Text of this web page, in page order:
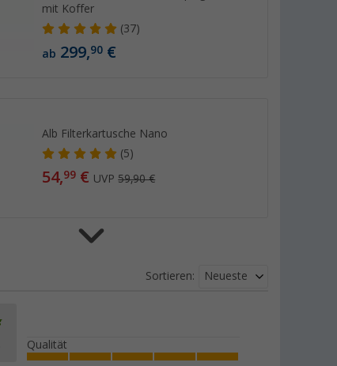
mit Koffer
(37)
ab 299,90 €
Alb Filterkartusche Nano
(5)
54,99 € UVP59,90 €
Alb Filter Filterkartusche Active
Sortieren: Neueste
Qualität